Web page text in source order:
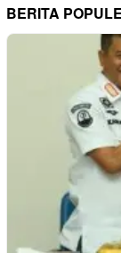
BERITA